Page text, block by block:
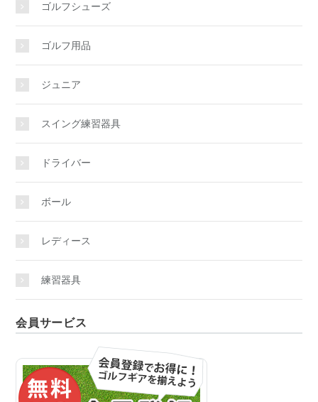
ゴルフシューズ
ゴルフ用品
ジュニア
スイング練習器具
ドライバー
ボール
レディース
練習器具
会員サービス